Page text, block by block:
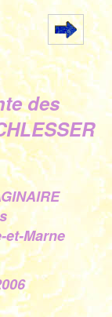
des
et-Marne